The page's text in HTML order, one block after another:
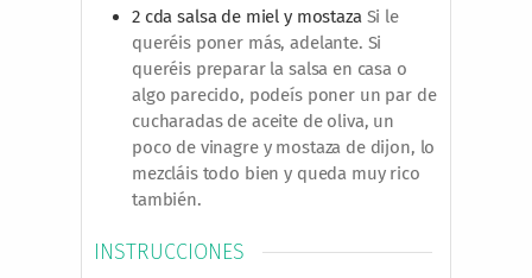
2 cda salsa de miel y mostaza Si le
queréis poner más, adelante. Si
queréis preparar la salsa en casa o
algo parecido, podeís poner un par de
cucharadas de aceite de oliva, un
poco de vinagre y mostaza de dijon, lo
mezcláis todo bien y queda muy rico
también.
INSTRUCCIONES